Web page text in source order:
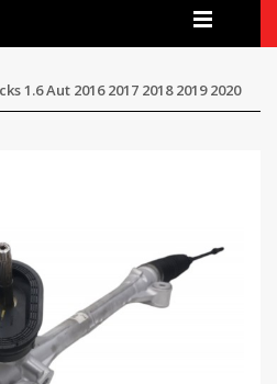
1.6 Aut 2016 2017 2018 2019 2020